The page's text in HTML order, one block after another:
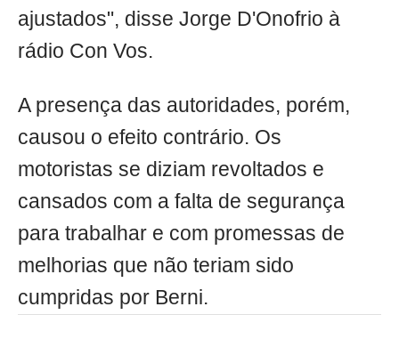
ajustados", disse Jorge D'Onofrio à
rádio Con Vos.
A presença das autoridades, porém,
causou o efeito contrário. Os
motoristas se diziam revoltados e
cansados com a falta de segurança
para trabalhar e com promessas de
melhorias que não teriam sido
cumpridas por Berni.